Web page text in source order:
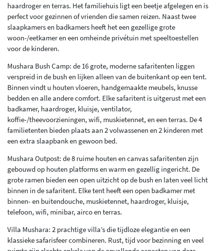
haardroger en terras. Het familiehuis ligt een beetje afgelegen en is
perfect voor gezinnen of vrienden die samen reizen. Naast twee
slaapkamers en badkamers heeft het een gezellige grote
woon-/eetkamer en een omheinde privétuin met speeltoestellen
voor de kinderen.
Mushara Bush Camp: de 16 grote, moderne safaritenten liggen
verspreid in de bush en lijken alleen van de buitenkant op een tent.
Binnen vindt u houten vloeren, handgemaakte meubels, knusse
bedden en alle andere comfort. Elke safaritent is uitgerust met een
badkamer, haardroger, kluisje, ventilator,
koffie-/theevoorzieningen, wifi, muskietennet, en een terras. De 4
familietenten bieden plaats aan 2 volwassenen en 2 kinderen met
een extra slaapbank en gewoon bed.
Mushara Outpost: de 8 ruime houten en canvas safaritenten zijn
gebouwd op houten platforms en warm en gezellig ingericht. De
grote ramen bieden een open uitzicht op de bush en laten veel licht
binnen in de safaritent. Elke tent heeft een open badkamer met
binnen- en buitendouche, muskietennet, haardroger, kluisje,
telefoon, wifi, minibar, airco en terras.
Villa Mushara: 2 prachtige villa’s die tijdloze elegantie en een
klassieke safarisfeer combineren. Rust, tijd voor bezinning en veel